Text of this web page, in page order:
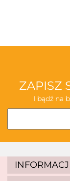
ZAPISZ
I bądź na